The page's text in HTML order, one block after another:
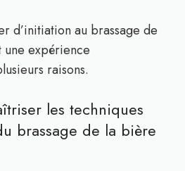
d’initiation au brassage de
une expérience
raisons.
les techniques
brassage de la bière